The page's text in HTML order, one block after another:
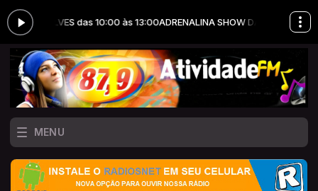
das 10:00 às 13:00ADRENALINA SHOW DA MANHÃ com
MENU